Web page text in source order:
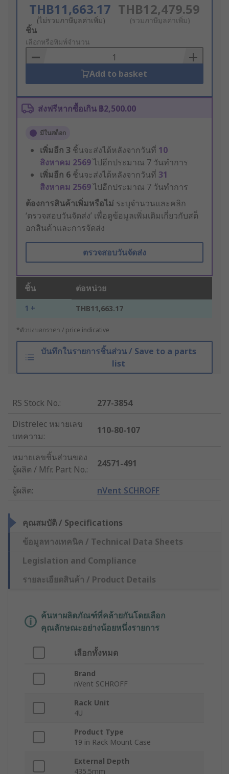
THB11,663.17
(ไม่รวมภาษีมูลค่าเพิ่ม)
THB12,479.59
(รวมภาษีมูลค่าเพิ่ม)
Add
to
Basket
ชิ้น
เลือกหรือพิมพ์จำนวน
Add to basket
ส่งฟรีหากซื้อเกิน ฿2,500.00
มีในสต็อก
เพิ่มอีก 3 ชิ้นจะส่งได้หลังจากวันที่ 10
สิงหาคม 2569ไปอีกประมาณ 7 วันทำการ
เพิ่มอีก 6 ชิ้นจะส่งได้หลังจากวันที่ 31
สิงหาคม 2569ไปอีกประมาณ 7 วันทำการ
ต้องการสินค้าเพิ่มหรือไม่ ระบุจำนวนและคลิก
‘ตรวจสอบวันจัดส่ง’ เพื่อดูข้อมูลเพิ่มเติมเกี่ยวกับสต็
อกสินค้าและการจัดส่ง
ตรวจสอบวันจัดส่ง
ชิ้น ต่อหน่วย
1 + THB11,663.17
*ตัวบ่งบอกราคา / price indicative
บันทึกในรายการชิ้นส่วน / Save to a parts
list
RS Stock No.:
277-3854
Distrelec หมายเลข
บทความ:
110-80-107
หมายเลขชิ้นส่วนของ
ผู้ผลิต / Mfr. Part No.:
24571-491
ผู้ผลิต: nVent SCHROFF
คุณสมบัติ / Specifications
ข้อมูลทางเทคนิค / Technical Data Sheets
Legislation and Compliance
รายละเอียดสินค้า / Product Details
ค้นหาผลิตภัณฑ์ที่คล้ายกันโดยเลือก
คุณลักษณะอย่างน้อยหนึ่งรายการ
เลือกทั้งหมด
Brand
nVent SCHROFF
Rack Unit
4U
Product Type
19 in Rack Mount Case
External Depth
435.5mm